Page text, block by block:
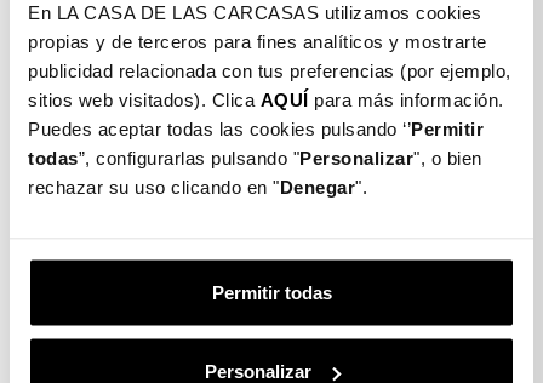
En LA CASA DE LAS CARCASAS utilizamos cookies
propias y de terceros para fines analíticos y mostrarte
publicidad relacionada con tus preferencias (por ejemplo,
sitios web visitados). Clica AQUÍ para más información.
Puedes aceptar todas las cookies pulsando ‘’Permitir
todas”, configurarlas pulsando "Personalizar", o bien
rechazar su uso clicando en "Denegar".
Permitir todas
Personalizar
Colocamos el móvil de manera horizontal. Cogemos el
cristal templado, quitamos el plástico protector, lo
ajustamos y lo dejamos caer suavemente.
PASO 3
¿Quieres proteger tu móvil?